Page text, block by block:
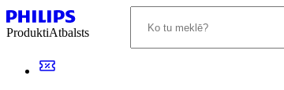
ProduktiAtbalsts